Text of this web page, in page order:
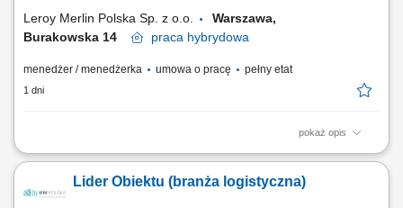
Leroy Merlin Polska Sp. z o.o.
Warszawa,
Burakowska 14
praca hybrydowa
menedżer / menedżerka umowa o pracę pełny etat
1 dni
pokaż opis
Jakie zadania na Ciebie czekają? Gwarantowanie prawidłowego
usprawnianie i kontrolowanie prawidłowego przebiegu procesu
planowania operacji i sprzedaży (S&OP) Współpraca z głównymi
Lider Obiektu (branża logistyczna)